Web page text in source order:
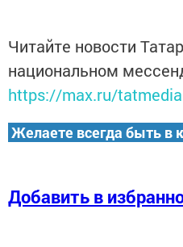
Читайте новости
национальном
https://max.ru/tatmedia
Желаете всегда быть в
Добавить в